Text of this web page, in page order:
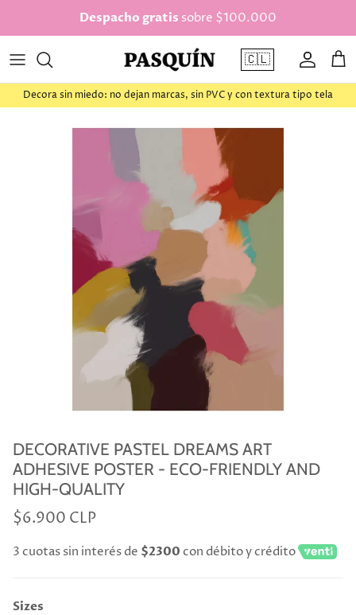
Despacho gratis sobre $100.000
🇨🇱 Cuenta
Decora sin miedo: no dejan marcas, sin PVC y con textura tipo tela
DECORATIVE PASTEL DREAMS ART
ADHESIVE POSTER - ECO-FRIENDLY AND
HIGH-QUALITY
$6.900 CLP
3 cuotas sin interés de $2300 con débito y crédito
Sizes